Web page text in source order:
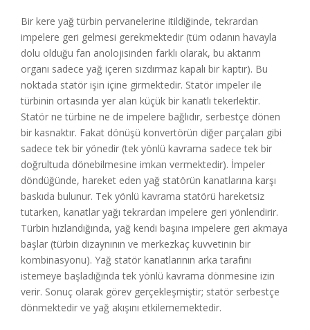
Bir kere yağ türbin pervanelerine itildiğinde, tekrardan
impelere geri gelmesi gerekmektedir (tüm odanın havayla
dolu olduğu fan anolojisinden farklı olarak, bu aktarım
organı sadece yağ içeren sızdırmaz kapalı bir kaptır). Bu
noktada statör işin içine girmektedir. Statör impeler ile
türbinin ortasında yer alan küçük bir kanatlı tekerlektir.
Statör ne türbine ne de impelere bağlıdır, serbestçe dönen
bir kasnaktır. Fakat dönüşü konvertörün diğer parçaları gibi
sadece tek bir yönedir (tek yönlü kavrama sadece tek bir
doğrultuda dönebilmesine imkan vermektedir). İmpeler
döndüğünde, hareket eden yağ statörün kanatlarına karşı
baskıda bulunur. Tek yönlü kavrama statörü hareketsiz
tutarken, kanatlar yağı tekrardan impelere geri yönlendirir.
Türbin hızlandığında, yağ kendi başına impelere geri akmaya
başlar (türbin dizaynının ve merkezkaç kuvvetinin bir
kombinasyonu). Yağ statör kanatlarının arka tarafını
istemeye başladığında tek yönlü kavrama dönmesine izin
verir. Sonuç olarak görev gerçekleşmiştir; statör serbestçe
dönmektedir ve yağ akışını etkilememektedir.